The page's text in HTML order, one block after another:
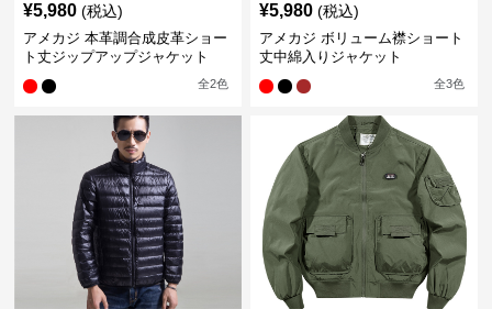
¥5,980 (税込)
アメカジ 本革調合成皮革ショー
ト丈ジップアップジャケット
全2色
¥5,980 (税込)
アメカジ ボリューム襟ショート
丈中綿入りジャケット
全3色